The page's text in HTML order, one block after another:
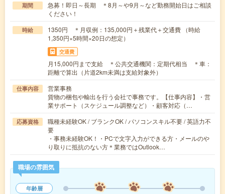
期間
急募！即日～長期 ＊8月～や9月～など勤務開始日はご相談
ください！
時給
1350円 ＊月収例：135,000円＋残業代＋交通費 （時給
1,350円×5時間×20日の想定）
交通費
月15,000円まで支給 ＊公共交通機関：定期代相当 ＊車：
距離で算出（片道2km未満は支給対象外）
仕事内容
営業事務
貨物の梱包や輸出を行う会社で事務です。【仕事内容】・営
業サポート（スケジュール調整など）・顧客対応（…
応募資格
職種未経験OK / ブランクOK / パソコンスキル不要 / 英語力不
要
・事務未経験OK！・PCで文字入力ができる方・メールのや
り取りに抵抗のない方＊業務ではOutlook…
職場の雰囲気
年齢層